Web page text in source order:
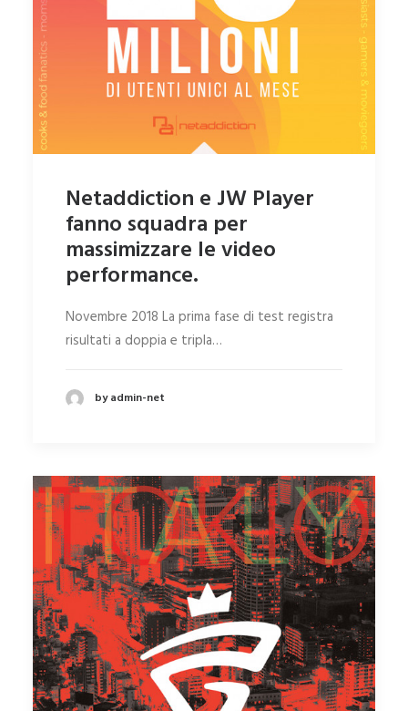
Netaddiction e JW Player
fanno squadra per
massimizzare le video
performance.
Novembre 2018 La prima fase di test registra
risultati a doppia e tripla…
by admin-net